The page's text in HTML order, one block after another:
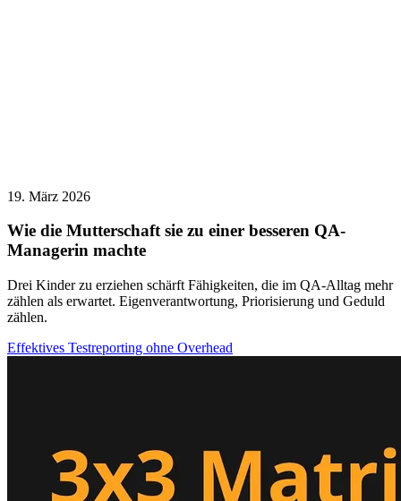
19. März 2026
Wie die Mutterschaft sie zu einer besseren QA-
Managerin machte
Drei Kinder zu erziehen schärft Fähigkeiten, die im QA-Alltag mehr
zählen als erwartet. Eigenverantwortung, Priorisierung und Geduld
zählen.
Effektives Testreporting ohne Overhead